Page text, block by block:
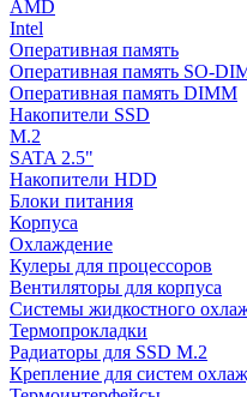
AMD
Intel
Оперативная память
Оперативная память SO-
Оперативная память DIMM
Накопители SSD
M.2
SATA 2.5"
Накопители HDD
Блоки питания
Корпуса
Охлаждение
Кулеры для процессоров
Вентиляторы для корпуса
Системы жидкостного
Термопрокладки
Радиаторы для SSD M.2
Крепление для систем